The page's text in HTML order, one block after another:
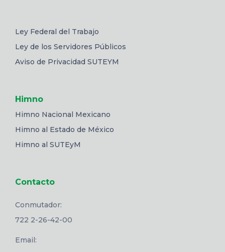
Ley Federal del Trabajo
Ley de los Servidores Públicos
Aviso de Privacidad SUTEYM
Himno
Himno Nacional Mexicano
Himno al Estado de México
Himno al SUTEyM
Contacto
Conmutador:
722 2-26-42-00
Email: